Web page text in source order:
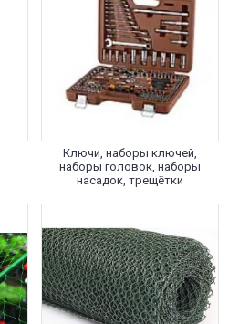
Ключи, наборы ключей,
наборы головок, наборы
насадок, трещётки